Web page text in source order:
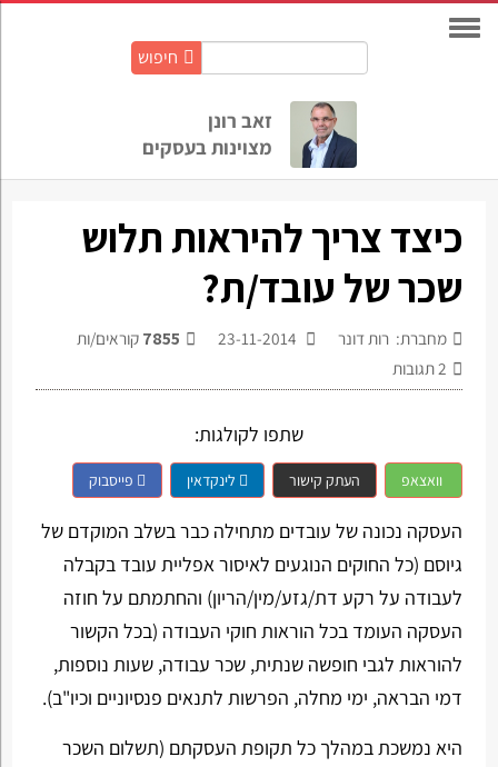
חיפוש
זאב רונן
מצוינות בעסקים
כיצד צריך להיראות תלוש
שכר של עובד/ת?
מחברת: רות דונר 7855 קוראים/ות
2תגובות
שתפו לקולגות:
וואצאפ העתק קישור לינקדאין פייסבוק
העסקה נכונה של עובדים מתחילה כבר בשלב המוקדם של
גיוסם (כל החוקים הנוגעים לאיסור אפליית עובד בקבלה
לעבודה על רקע דת/גזע/מין/הריון) והחתמתם על חוזה
העסקה העומד בכל הוראות חוקי העבודה (בכל הקשור
להוראות לגבי חופשה שנתית, שכר עבודה, שעות נוספות,
דמי הבראה, ימי מחלה, הפרשות לתנאים פנסיוניים וכיו"ב).
היא נמשכת במהלך כל תקופת העסקתם (תשלום השכר